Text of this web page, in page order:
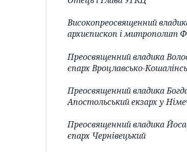
Високопреосвященний
архиєпископ і митрополит
Преосвященний владика
єпарх Вроцлавсько-
Преосвященний владика
Апостольський екзарх у
Преосвященний владика
єпарх Чернівецький